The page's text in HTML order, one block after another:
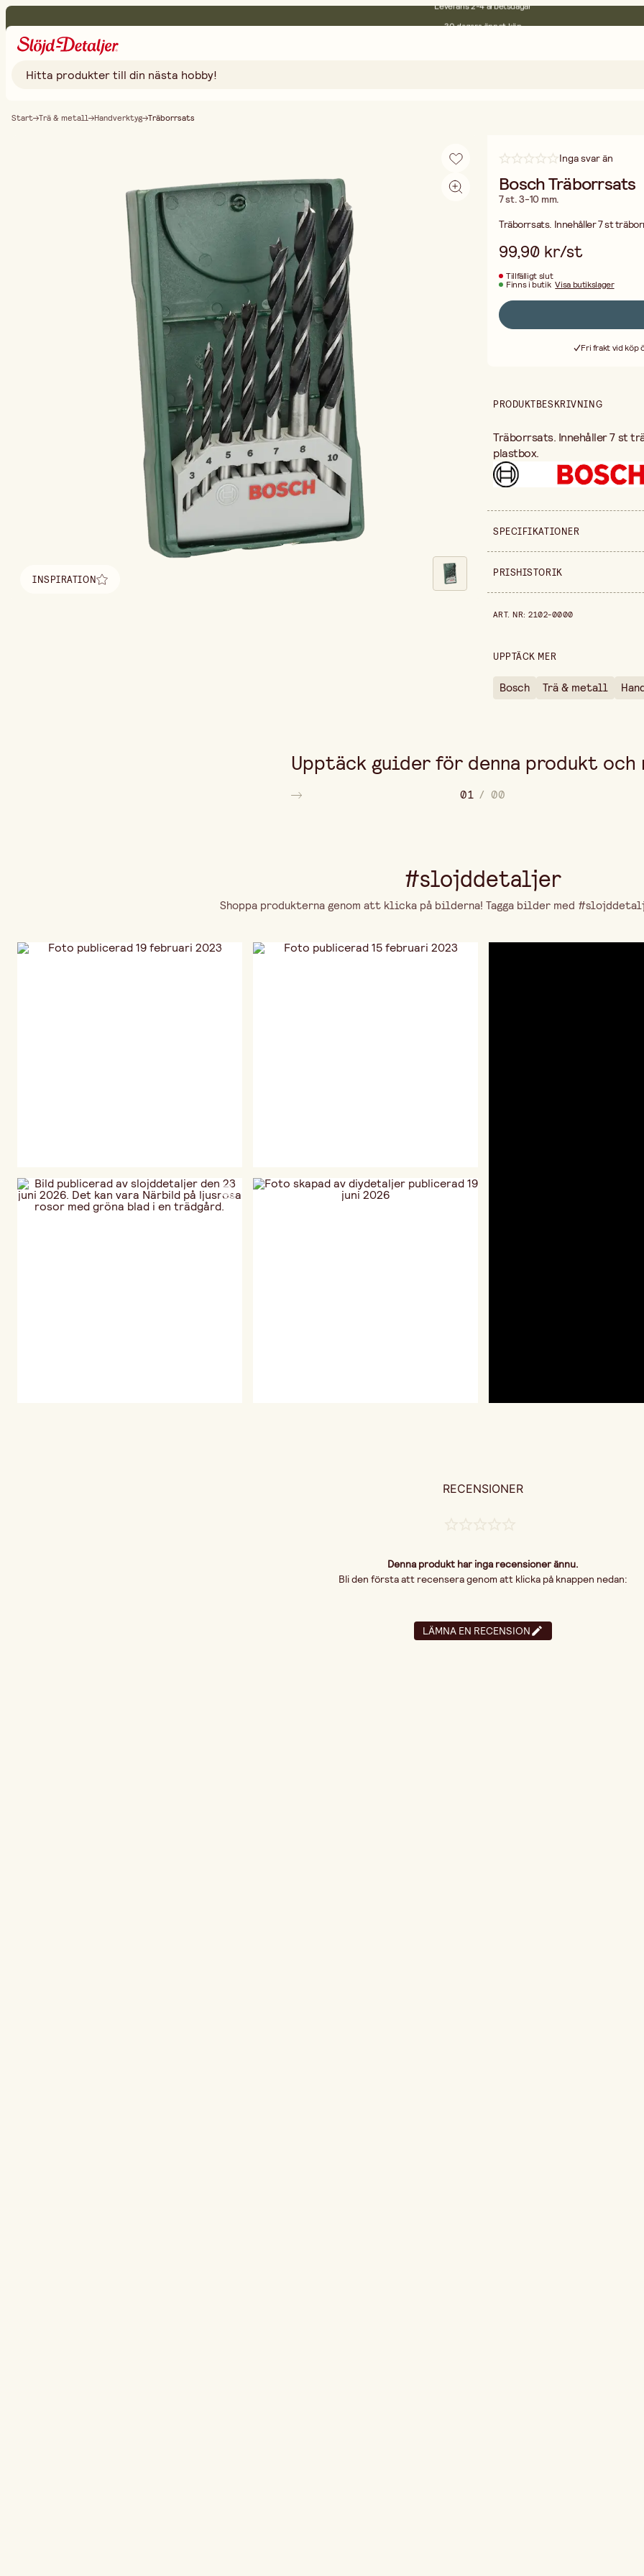
Start Trä & metall Handverktyg Träborrsats
INSPIRATION
Inga svar än
Bosch Träborrsats
7 st. 3-10 mm.
Träborrsats. Innehåller 7 st
99,90 kr/st
Tillfälligt slut
Finns i butik Visa butikslager
Fri frakt vid köp
PRODUKTBESKRIVNING
Träborrsats. Innehåller 7 st
plastbox.
SPECIFIKATIONER
Säljs i
PRISHISTORIK
ART. NR:2102-0000
UPPTÄCK MER
Bosch Trä & metall
Upptäck guider för denna produkt och
01 / 00
#slojddetaljer
Shoppa produkterna genom att klicka på bilderna! Tagga bilder med
RECENSIONER
Denna produkt har inga recensioner ännu.
Bli den första att recensera genom att klicka på knappen nedan:
LÄMNA EN RECENSION